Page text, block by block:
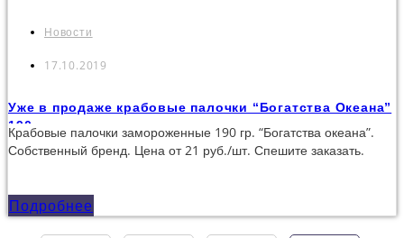
Новости
17.10.2019
Уже в продаже крабовые палочки “Богатства Океана”
190гр
Крабовые палочки замороженные 190 гр. “Богатства океана”.
Собственный бренд. Цена от 21 руб./шт. Спешите заказать.
Подробнее